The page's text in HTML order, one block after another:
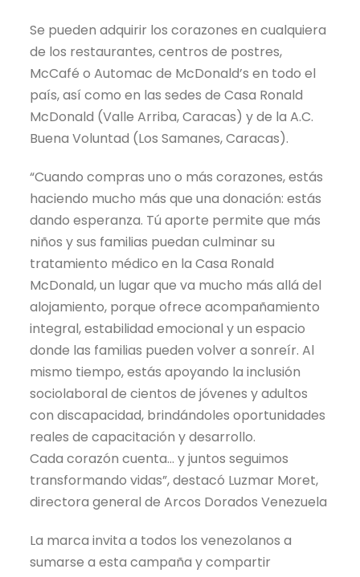
Se pueden adquirir los corazones en cualquiera
de los restaurantes, centros de postres,
McCafé o Automac de McDonald’s en todo el
país, así como en las sedes de Casa Ronald
McDonald (Valle Arriba, Caracas) y de la A.C.
Buena Voluntad (Los Samanes, Caracas).
“Cuando compras uno o más corazones, estás
haciendo mucho más que una donación: estás
dando esperanza. Tú aporte permite que más
niños y sus familias puedan culminar su
tratamiento médico en la Casa Ronald
McDonald, un lugar que va mucho más allá del
alojamiento, porque ofrece acompañamiento
integral, estabilidad emocional y un espacio
donde las familias pueden volver a sonreír. Al
mismo tiempo, estás apoyando la inclusión
sociolaboral de cientos de jóvenes y adultos
con discapacidad, brindándoles oportunidades
reales de capacitación y desarrollo.
Cada corazón cuenta… y juntos seguimos
transformando vidas”, destacó Luzmar Moret,
directora general de Arcos Dorados Venezuela
La marca invita a todos los venezolanos a
sumarse a esta campaña y compartir